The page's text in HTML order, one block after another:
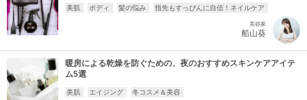
美肌 ボディ 髪の悩み 指先もすっぴんに自信！ネイルケア
美容家
船山葵
暖房による乾燥を防ぐための、夜のおすすめスキンケアアイテ
ム5選
美肌 エイジング 冬コスメ＆美容